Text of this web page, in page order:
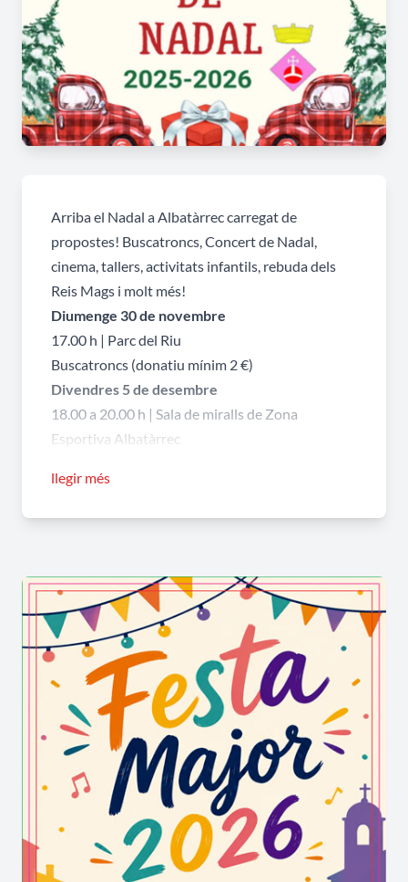
Arriba el Nadal a Albatàrrec carregat de
propostes! Buscatroncs, Concert de Nadal,
cinema, tallers, activitats infantils, rebuda dels
Reis Mags i molt més!
Diumenge 30 de novembre
17.00 h | Parc del Riu
Buscatroncs (donatiu mínim 2 €)
Divendres 5 de desembre
18.00 a 20.00 h | Sala de miralls de Zona
Esportiva Albatàrrec
socis ZEA: 25 €)
Dissabte 13 de desembre
17.00 i 19.30 h | Casal Cultural
Doble sessió cinema "Zootropolis 2" i
"Perseguido" (preu: 5 €)
Diumenge 14 de desembre
18.00 h | Casal Cultural
Escala en HI-FI per la Marató (preu: 3 €)
Divendres 19 de desembre
16.00 h | Casal Cultural
Festa de Nadal de la Llar d'Infants
Dissabte 20 de desembre
10.00 h | Plaça Sant Salvador
llegir més